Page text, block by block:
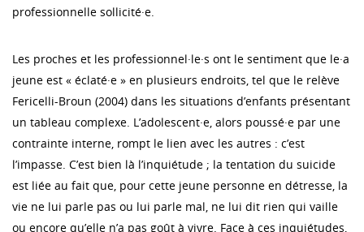
professionnelle sollicité·e.
Les proches et les professionnel·le·s ont le sentiment que le·a
jeune est « éclaté·e » en plusieurs endroits, tel que le relève
Fericelli-Broun (2004) dans les situations d’enfants présentant
un tableau complexe. L’adolescent·e, alors poussé·e par une
contrainte interne, rompt le lien avec les autres : c’est
l’impasse. C’est bien là l’inquiétude ; la tentation du suicide
est liée au fait que, pour cette jeune personne en détresse, la
vie ne lui parle pas ou lui parle mal, ne lui dit rien qui vaille
ou encore qu’elle n’a pas goût à vivre. Face à ces inquiétudes,